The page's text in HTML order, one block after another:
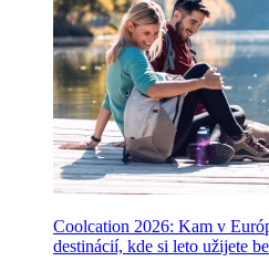
Coolcation 2026: Kam v
destinácií, kde si leto užijete